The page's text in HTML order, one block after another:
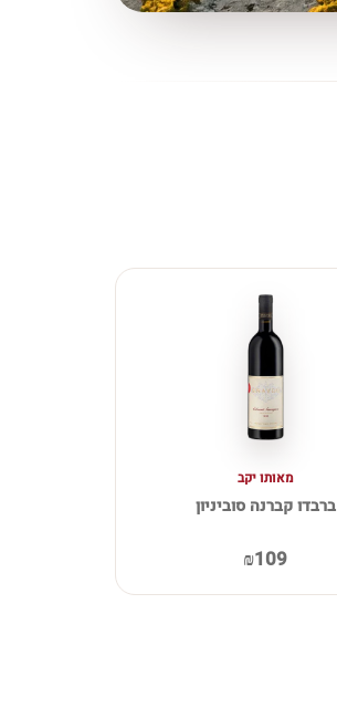
מאותו יקב
ברבדו קברנה סוביניון
₪109